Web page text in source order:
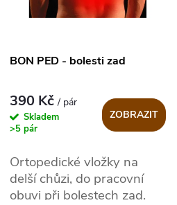
BON PED - bolesti zad
390 Kč/ pár
Skladem
>5 pár
ZOBRAZIT
Ortopedické vložky na
delší chůzi, do pracovní
obuvi při bolestech zad.